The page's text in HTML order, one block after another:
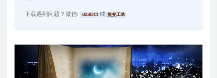
下载遇到问题？微信: shb8311 或 提交工单